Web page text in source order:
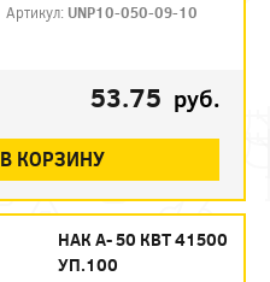
Артикул: UNP10-050-09-10
53.75 руб.
В КОРЗИНУ
НАК А- 50 КВТ 41500
УП.100